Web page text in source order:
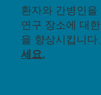
환자와 간병인
연구 장소에 대
을 향상시킵니다.
세요.